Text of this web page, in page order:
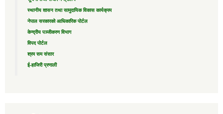
स्थानीय शासन तथा सामुदायिक विकास कार्यक्रम
नेपाल सरकारको आधिकारिक पोर्टल
केन्द्रीय पञ्जीकरण विभाग
विपद पोर्टल
श्रम सम संसार
ई-हाजिरी प्रणाली